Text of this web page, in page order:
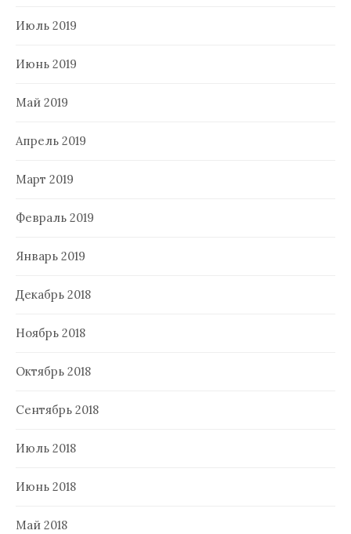
Июль 2019
Июнь 2019
Май 2019
Апрель 2019
Март 2019
Февраль 2019
Январь 2019
Декабрь 2018
Ноябрь 2018
Октябрь 2018
Сентябрь 2018
Июль 2018
Июнь 2018
Май 2018